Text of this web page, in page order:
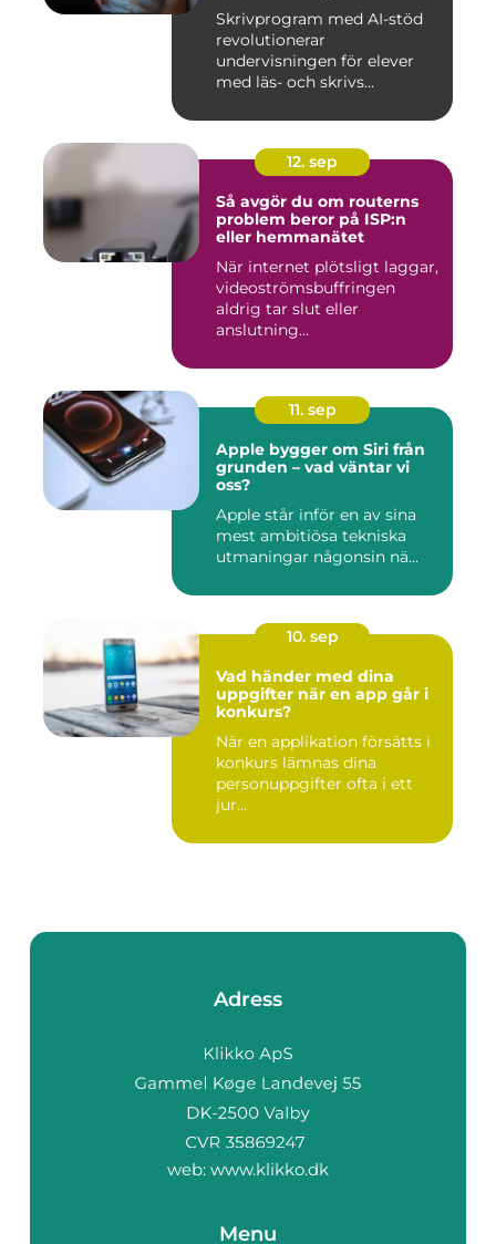
Skrivprogram med AI-stöd
revolutionerar
undervisningen för elever
med läs- och skrivs...
12. sep
Så avgör du om routerns
problem beror på ISP:n
eller hemmanätet
När internet plötsligt laggar,
videoströmsbuffringen
aldrig tar slut eller
anslutning...
11. sep
Apple bygger om Siri från
grunden – vad väntar vi
oss?
Apple står inför en av sina
mest ambitiösa tekniska
utmaningar någonsin nä...
10. sep
Vad händer med dina
uppgifter när en app går i
konkurs?
När en applikation försätts i
konkurs lämnas dina
personuppgifter ofta i ett
jur...
Adress
web: www.klikko.dk
Menu